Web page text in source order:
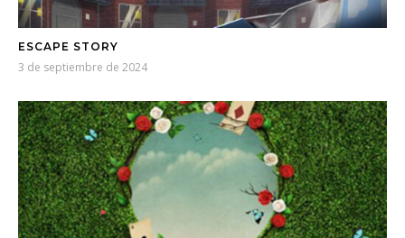
ESCAPE STORY
3 de septiembre de 2024